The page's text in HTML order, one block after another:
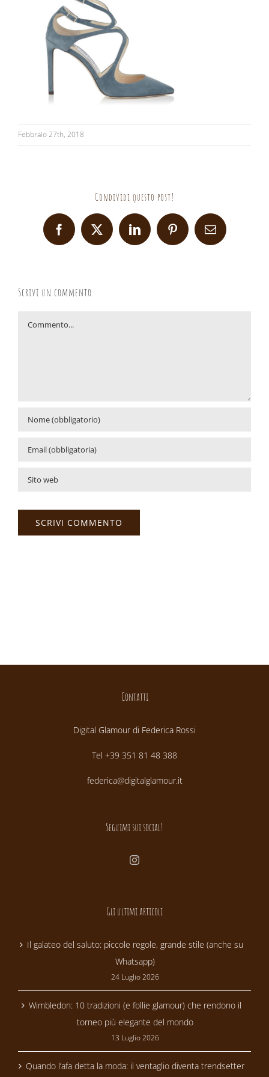
Febbraio 27th, 2018
Condividi questo post!
Facebook
X LinkedInPinterestEmail
Scrivi un commento
Contatti
Digital Glamour di Federica Rossi
Tel +39 351 81 48 388
federica@digitalglamour.it
Seguimi sui social!
Gli ultimi articoli
Il galateo del saluto: piccole regole, grande stile (anche su
Whatsapp)
24 Luglio 2026
Wimbledon: 10 tradizioni (e follie glamour) che rendono il
torneo più elegante del mondo
13 Luglio 2026
Quando l’afa detta la moda: il ventaglio diventa trendsetter